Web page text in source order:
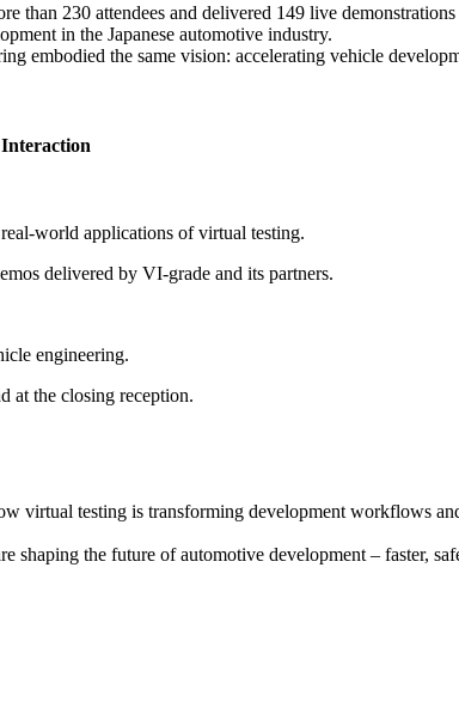
230 attendees and delivered 149 live
in the Japanese automotive industry.
embodied the same vision: accelerating vehicle
world applications of virtual testing.
delivered by VI-grade and its partners.
engineering.
at the closing reception.
testing is transforming development workflows
shaping the future of automotive development – faster,